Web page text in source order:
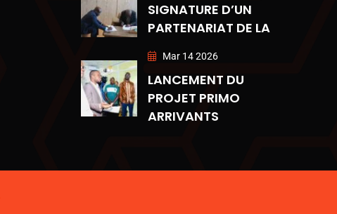
SIGNATURE D’UN
PARTENARIAT DE LA
Mar 14 2026
LANCEMENT DU
PROJET PRIMO
ARRIVANTS